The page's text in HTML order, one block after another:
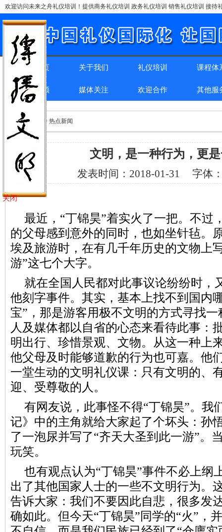
欢迎访问未来之舟礼仪培训！提供商务礼仪培训 政务礼仪培训 销售礼仪培训 接
网站首页 关于我们 礼仪培训 课程体
精彩回顾 媒体关注 欢迎合作 其他服
位置：首页 > > 热点新闻
文明，是一种行为，更
发表时间： 2018-01-31 字体
最近，“丁锦昊”着实火了一把。不过
的父母感到意外的同时，也如坐针毡。
埃及旅游时，在有几千年历史的文物上
游”这七个大字。
就在全国人民都对此事议论纷纷时，
他刻字事件。其实，基本上找不到国内
宝”，那是游客用极不文明的方式寻找
人及媒体都以自省的心态来看待此事：
明出行、珍惜景观、文物。从这一种上
他父母及时能够道歉的行为也可嘉。他
一堂生动的文明礼仪课：只有文明的、
迎、受尊敬的人。
有网友说，此事怪不得“丁锦昊”。我
记》中的主角就给大家起了个坏头：孙
了一泡尿并写了“齐天大圣到此一游”。
玩笑。
也有观点认为“丁锦昊”事件不必上纲
出了其他国家人士的一些不文明行为。
告诉大家：我们不要因此自悲，很多发
确如此。但今天“丁锦昊”同学的“火”，
关闭